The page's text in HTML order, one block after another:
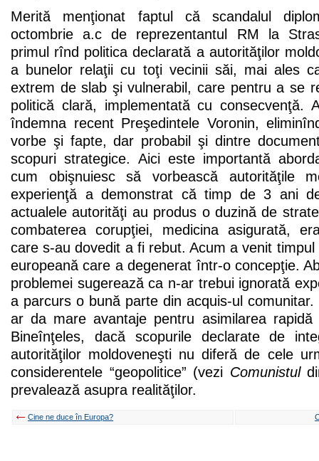
Merită menţionat faptul că scandalul
octombrie a.c de reprezentantul RM la
primul rînd politica declarată a autorităţilor
a bunelor relaţii cu toţi vecinii săi, mai ales
extrem de slab şi vulnerabil, care pentru a se
politică clară, implementată cu consecvenţă.
îndemna recent Preşedintele Voronin,
vorbe şi fapte, dar probabil şi dintre
scopuri strategice. Aici este importantă
cum obişnuiesc să vorbească autorităţile
experienţă a demonstrat că timp de 3 ani
actualele autorităţi au produs o duzină de
combaterea corupţiei, medicina asigurată,
care s-au dovedit a fi rebut. Acum a venit
europeană care a degenerat într-o concepţie.
problemei sugerează ca n-ar trebui ignorată
a parcurs o bună parte din acquis-ul comunitar.
ar da mare avantaje pentru asimilarea rapidă
Bineînţeles, dacă scopurile declarate de
autorităţilor moldoveneşti nu diferă de cele
considerentele “geopolitice” (vezi Comunistul
prevalează asupra realităţilor.
Cine ne duce în Europa?